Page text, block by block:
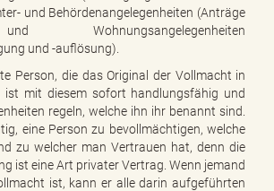
und Behördenangelegenheiten (Anträge
Wohnungsangelegenheiten
und -auflösung).
Person, die das Original der Vollmacht in
ist mit diesem sofort handlungsfähig und
regeln, welche ihn ihr benannt sind.
eine Person zu bevollmächtigen, welche
zu welcher man Vertrauen hat, denn die
ist eine Art privater Vertrag. Wenn jemand
ist, kann er alle darin aufgeführten